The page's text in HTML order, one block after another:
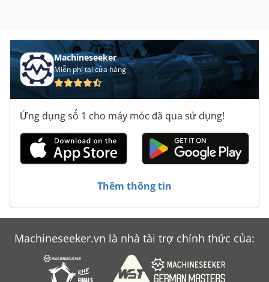
Machineseeker
Miễn phí tại cửa hàng
Ứng dụng số 1 cho máy móc đã qua sử dụng!
Thêm thông tin
Machineseeker.vn là nhà tài trợ chính thức của: